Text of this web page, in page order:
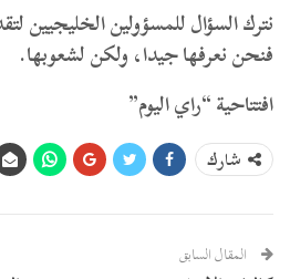
نترك السؤال للمسؤولين الخليجيين
فنحن نعرفها جيدا، ولكن لشعوبها.
افتتاحية “راي اليوم”
شارك
المقال السابق